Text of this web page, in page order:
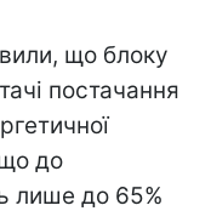
що блоку
постачання
до
лише до 65%